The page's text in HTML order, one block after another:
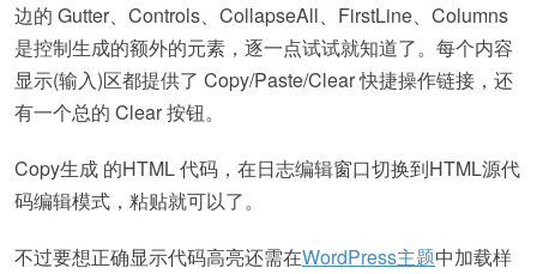
边的 Gutter、Controls、CollapseAll、FirstLine、Columns
是控制生成的额外的元素，逐一点试试就知道了。每个内容
显示(输入)区都提供了 Copy/Paste/Clear 快捷操作链接，还
有一个总的 Clear 按钮。
Copy生成 的HTML 代码，在日志编辑窗口切换到HTML源代
码编辑模式，粘贴就可以了。
不过要想正确显示代码高亮还需在WordPress主题中加载样